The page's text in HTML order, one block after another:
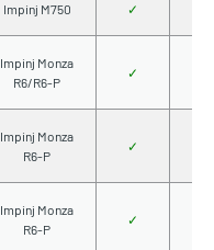
Impinj M750 ✓
Impinj Monza
R6/R6-P
✓
Impinj Monza
R6-P
✓
Impinj Monza
R6-P
✓